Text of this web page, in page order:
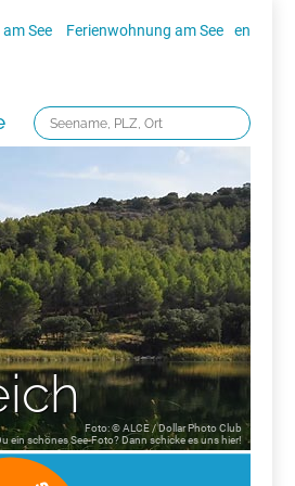
See Ferienwohnung am See en
Foto: © ALCE / Dollar Photo Club
ein schönes See-Foto? Dann schicke es uns hier!